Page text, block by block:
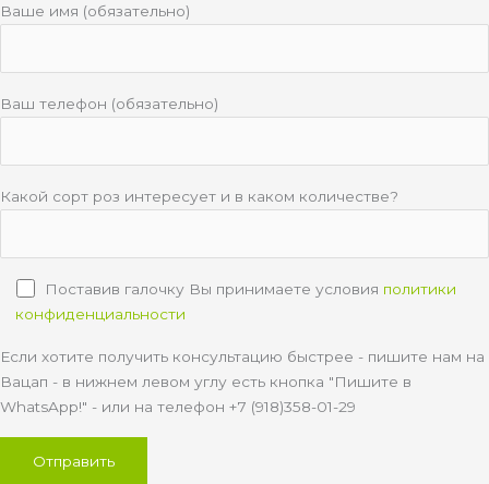
Ваше имя (обязательно)
Ваш телефон (обязательно)
Какой сорт роз интересует и в каком количестве?
Поставив галочку Вы принимаете условия политики
конфиденциальности
Если хотите получить консультацию быстрее - пишите нам на
Вацап - в нижнем левом углу есть кнопка "Пишите в
WhatsApp!" - или на телефон +7 (918)358-01-29